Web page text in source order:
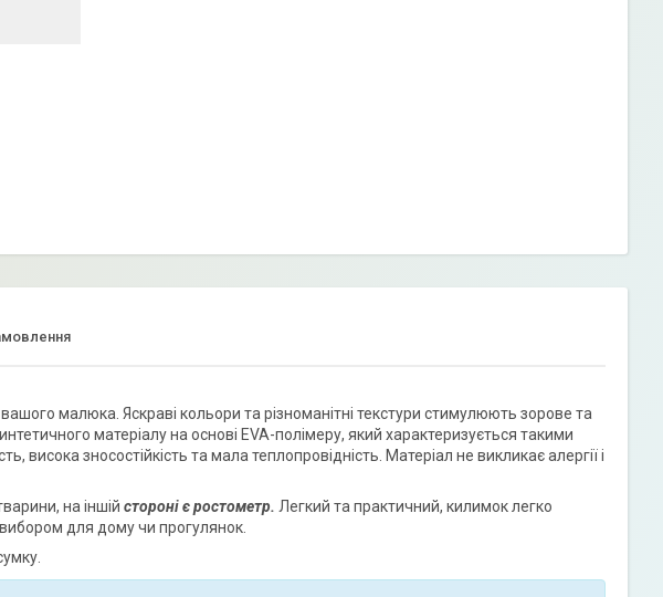
малюка. Яскраві кольори та різноманітні текстури стимулюють зорове та
матеріалу на основі EVA-полімеру, який характеризується такими
висока зносостійкість та мала теплопровідність. Матеріал не викликає алергії і
на іншій стороні є ростометр. Легкий та практичний, килимок легко
для дому чи прогулянок.